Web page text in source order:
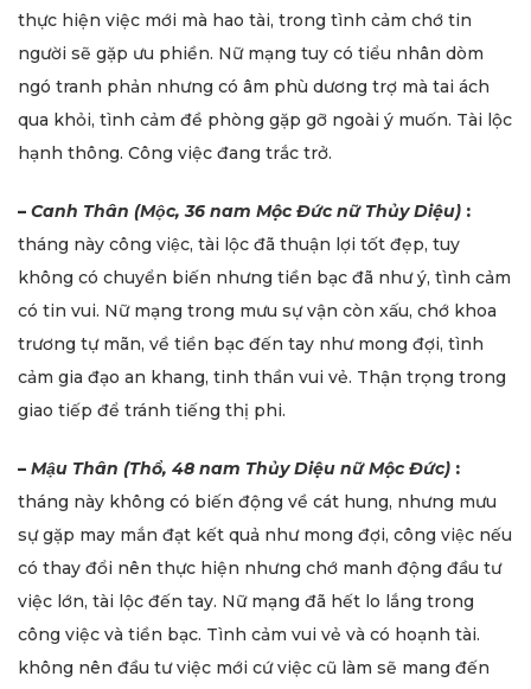
thực hiện việc mới mà hao tài, trong tình cảm chớ tin
người sẽ gặp ưu phiền. Nữ mạng tuy có tiểu nhân dòm
ngó tranh phản nhưng có âm phù dương trợ mà tai ách
qua khỏi, tình cảm đề phòng gặp gỡ ngoài ý muốn. Tài lộc
hạnh thông. Công việc đang trắc trở.
– Canh Thân (Mộc, 36 nam Mộc Đức nữ Thủy Diệu) :
tháng này công việc, tài lộc đã thuận lợi tốt đẹp, tuy
không có chuyển biến nhưng tiền bạc đã như ý, tình cảm
có tin vui. Nữ mạng trong mưu sự vận còn xấu, chớ khoa
trương tự mãn, về tiền bạc đến tay như mong đợi, tình
cảm gia đạo an khang, tinh thần vui vẻ. Thận trọng trong
giao tiếp để tránh tiếng thị phi.
– Mậu Thân (Thổ, 48 nam Thủy Diệu nữ Mộc Đức) :
tháng này không có biến động về cát hung, nhưng mưu
sự gặp may mắn đạt kết quả như mong đợi, công việc nếu
có thay đổi nên thực hiện nhưng chớ manh động đầu tư
việc lớn, tài lộc đến tay. Nữ mạng đã hết lo lắng trong
công việc và tiền bạc. Tình cảm vui vẻ và có hoạnh tài.
không nên đầu tư việc mới cứ việc cũ làm sẽ mang đến